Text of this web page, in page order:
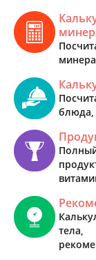
блюда,
тела,